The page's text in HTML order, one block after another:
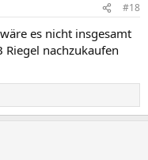
#18
es nicht insgesamt
nachzukaufen